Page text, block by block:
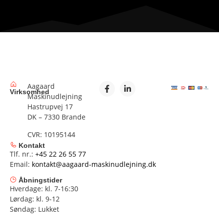
Virksomhed
Aagaard
Maskinudlejning
Hastrupvej 17
DK – 7330 Brande
CVR: 10195144
Kontakt
Tlf. nr.: +45 22 26 55 77
Email: kontakt@aagaard-maskinudlejning.dk
Åbningstider
Hverdage: kl. 7-16:30
Lørdag: kl. 9-12
Søndag: Lukket